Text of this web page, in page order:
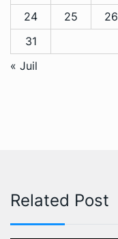
24
25 26
31
« Juil
Related Post